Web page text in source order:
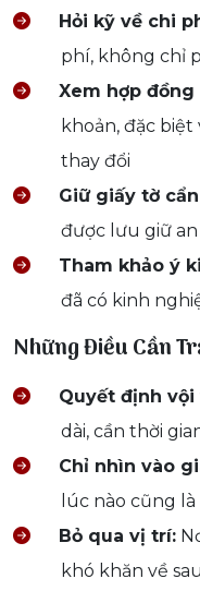
Hỏi kỹ về chi
phí, không chỉ
Xem hợp đồng
khoản, đặc
thay đổi
Giữ giấy tờ
được lưu giữ
Tham khảo ý
đã có kinh
Những Điều Cần
Quyết định vội
dài, cần thời
Chỉ nhìn vào
lúc nào cũng
Bỏ qua vị trí:
khó khăn về sau